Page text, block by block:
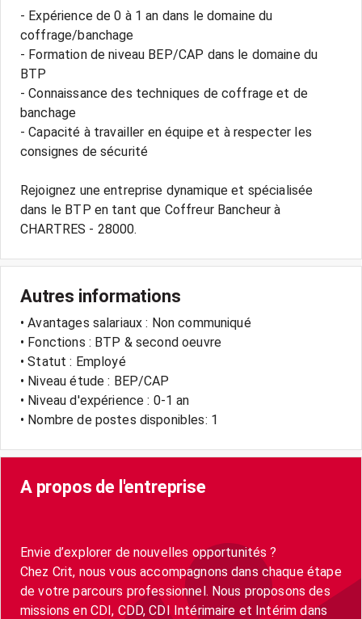
- Expérience de 0 à 1 an dans le domaine du
coffrage/banchage
- Formation de niveau BEP/CAP dans le domaine du
BTP
- Connaissance des techniques de coffrage et de
banchage
- Capacité à travailler en équipe et à respecter les
consignes de sécurité
Rejoignez une entreprise dynamique et spécialisée
dans le BTP en tant que Coffreur Bancheur à
Autres informations
• Avantages salariaux : Non communiqué
• Fonctions : BTP & second oeuvre
• Statut : Employé
• Niveau étude : BEP/CAP
• Niveau d'expérience : 0-1 an
• Nombre de postes disponibles: 1
A propos de l'entreprise
Envie d’explorer de nouvelles opportunités ?
Chez Crit, nous vous accompagnons dans chaque étape
de votre parcours professionnel. Nous proposons des
missions en CDI, CDD, CDI Intérimaire et Intérim dans